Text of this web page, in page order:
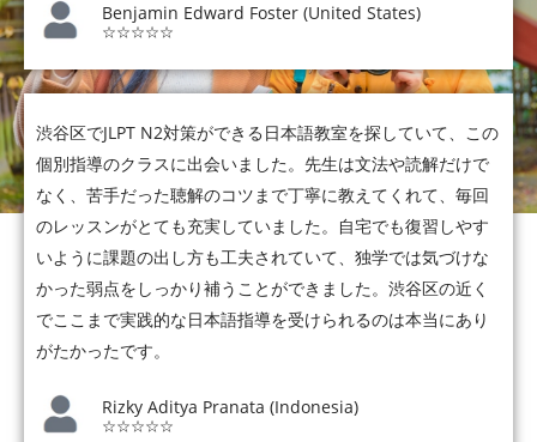
Benjamin Edward Foster (United States)
☆☆☆☆☆
渋谷区でJLPT N2対策ができる日本語教室を探していて、この
個別指導のクラスに出会いました。先生は文法や読解だけで
なく、苦手だった聴解のコツまで丁寧に教えてくれて、毎回
のレッスンがとても充実していました。自宅でも復習しやす
いように課題の出し方も工夫されていて、独学では気づけな
かった弱点をしっかり補うことができました。渋谷区の近く
でここまで実践的な日本語指導を受けられるのは本当にあり
がたかったです。
Rizky Aditya Pranata (Indonesia)
☆☆☆☆☆